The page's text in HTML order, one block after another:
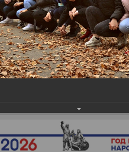
1-я осенняя санаторная смена